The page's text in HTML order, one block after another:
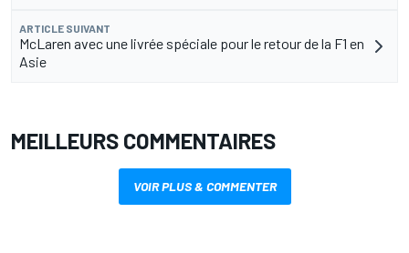
ARTICLE SUIVANT
McLaren avec une livrée spéciale pour le retour de la F1 en
Asie
MEILLEURS COMMENTAIRES
VOIR PLUS & COMMENTER